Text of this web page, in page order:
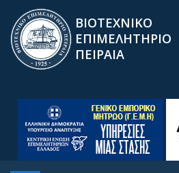
ΒΙΟΤΕΧΝΙΚΟ
ΕΠΙΜΕΛΗΤΗΡΙΟ
ΠΕΙΡΑΙΑ